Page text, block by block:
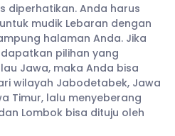
diperhatikan. Anda harus
mudik Lebaran dengan
halaman Anda. Jika
pilihan yang
Jawa, maka Anda bisa
wilayah Jabodetabek, Jawa
Timur, lalu menyeberang
Lombok bisa dituju oleh